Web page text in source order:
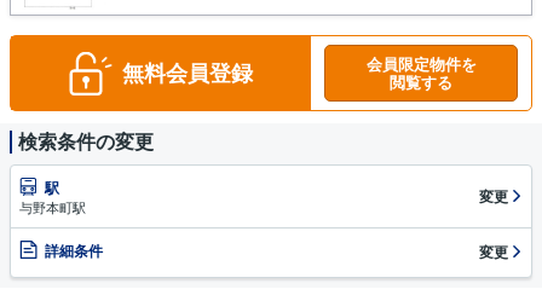
無料会員登録
会員限定物件を
閲覧する
検索条件の変更
駅
与野本町駅
変更
詳細条件 変更